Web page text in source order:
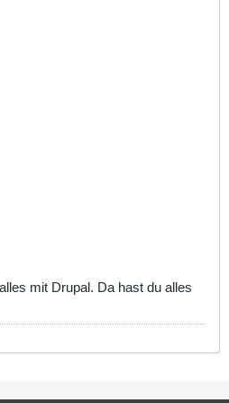
mit Drupal. Da hast du alles